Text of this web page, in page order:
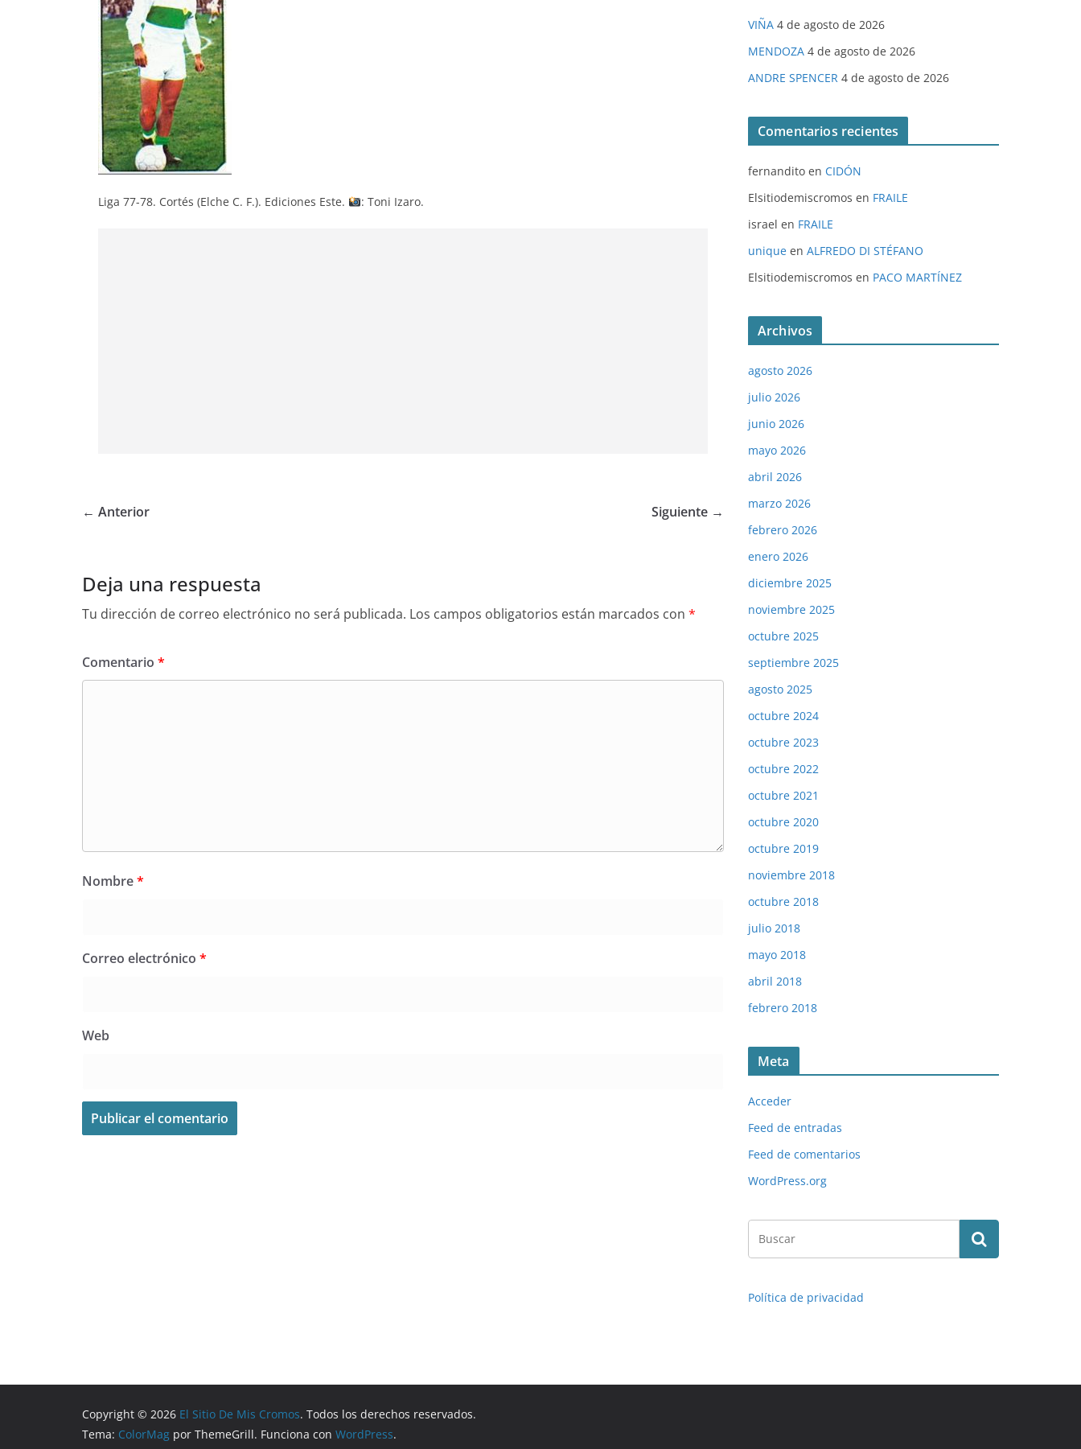
Liga 77-78. Cortés (Elche C. F.). Ediciones Este. : Toni Izaro.
← Anterior Siguiente →
Deja una respuesta
Tu dirección de correo electrónico no será publicada. Los campos obligatorios están marcados con *
Comentario *
Nombre*
Correo electrónico *
Web
VIÑA 4 de agosto de 2026
MENDOZA 4 de agosto de 2026
ANDRE SPENCER 4 de agosto de 2026
Comentarios recientes
fernandito en CIDÓN
Elsitiodemiscromos en FRAILE
israel en FRAILE
unique en ALFREDO DI STÉFANO
Elsitiodemiscromos en PACO MARTÍNEZ
Archivos
agosto 2026
julio 2026
junio 2026
mayo 2026
abril 2026
marzo 2026
febrero 2026
enero 2026
diciembre 2025
noviembre 2025
octubre 2025
septiembre 2025
agosto 2025
octubre 2024
octubre 2023
octubre 2022
octubre 2021
octubre 2020
octubre 2019
noviembre 2018
octubre 2018
julio 2018
mayo 2018
abril 2018
febrero 2018
Meta
Acceder
Feed de entradas
Feed de comentarios
WordPress.org
Política de privacidad
Copyright © 2026 El Sitio De Mis Cromos. Todos los derechos reservados.
Tema: ColorMag por ThemeGrill. Funciona con WordPress.